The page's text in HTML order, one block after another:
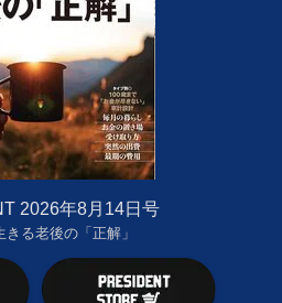
2026年8月14日号
る老後の「正解」